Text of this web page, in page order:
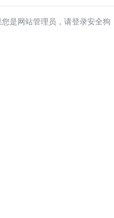
您是网站管理员，请登录安全狗